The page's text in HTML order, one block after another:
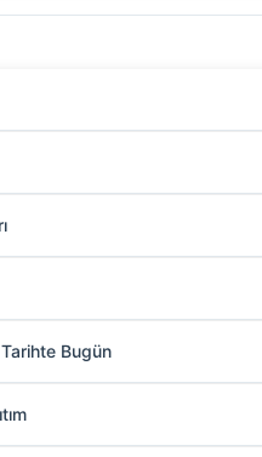
Bugün
eklentisini
için çözüm
Büyükşehir